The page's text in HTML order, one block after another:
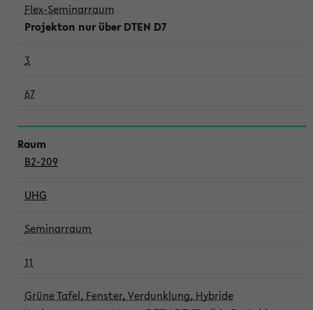
Flex-Seminarraum
Projekton nur über DTEN D7
3
67
B2-209
UHG
Seminarraum
11
Grüne Tafel, Fenster, Verdunklung, Hybride